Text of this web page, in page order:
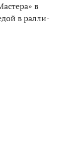
в
в ралли-